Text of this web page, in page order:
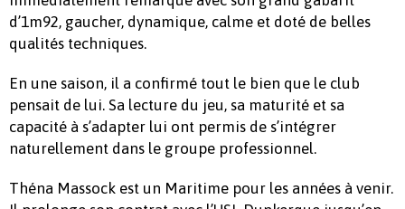
d’1m92, gaucher, dynamique, calme et doté de belles
qualités techniques.
En une saison, il a confirmé tout le bien que le club
pensait de lui. Sa lecture du jeu, sa maturité et sa
capacité à s’adapter lui ont permis de s’intégrer
naturellement dans le groupe professionnel.
Théna Massock est un Maritime pour les années à venir.